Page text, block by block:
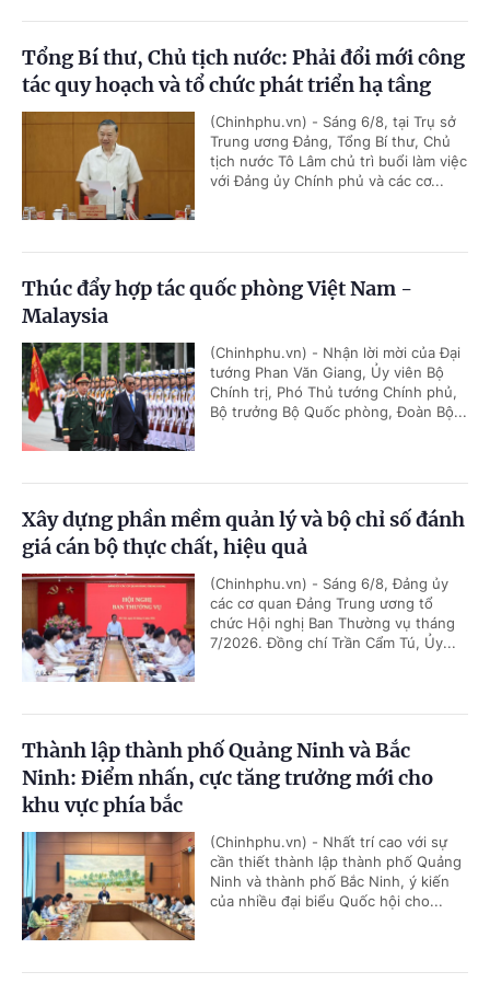
Tổng Bí thư, Chủ tịch nước: Phải đổi mới công
tác quy hoạch và tổ chức phát triển hạ tầng
(Chinhphu.vn) - Sáng 6/8, tại Trụ sở
Trung ương Đảng, Tổng Bí thư, Chủ
tịch nước Tô Lâm chủ trì buổi làm việc
với Đảng ủy Chính phủ và các cơ...
Thúc đẩy hợp tác quốc phòng Việt Nam -
Malaysia
(Chinhphu.vn) - Nhận lời mời của Đại
tướng Phan Văn Giang, Ủy viên Bộ
Chính trị, Phó Thủ tướng Chính phủ,
Bộ trưởng Bộ Quốc phòng, Đoàn Bộ...
Xây dựng phần mềm quản lý và bộ chỉ số đánh
giá cán bộ thực chất, hiệu quả
(Chinhphu.vn) - Sáng 6/8, Đảng ủy
các cơ quan Đảng Trung ương tổ
chức Hội nghị Ban Thường vụ tháng
7/2026. Đồng chí Trần Cẩm Tú, Ủy...
Thành lập thành phố Quảng Ninh và Bắc
Ninh: Điểm nhấn, cực tăng trưởng mới cho
khu vực phía bắc
(Chinhphu.vn) - Nhất trí cao với sự
cần thiết thành lập thành phố Quảng
Ninh và thành phố Bắc Ninh, ý kiến
của nhiều đại biểu Quốc hội cho...